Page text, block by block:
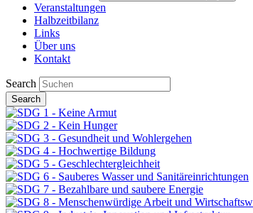
Veranstaltungen
Halbzeitbilanz
Links
Über uns
Kontakt
Search